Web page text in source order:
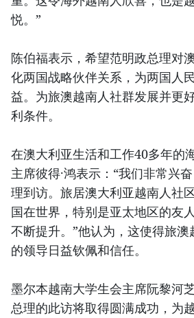
悦。”
陈伯福表示，希望范明政总理对
化两国战略伙伴关系，为两国人
益。为旅澳越南人社群发展并更
利条件。
在澳大利亚生活和工作40多年的
主席彼得·鸿表示：“我们非常兴
理到访。旅居澳大利亚越南人社
国在世界，特别是亚太地区的友
不断提升。”他认为，这使得旅
的领导日益钦佩和信任。
墨尔本越南大学生会主席阮黎河
总理的此访将取得圆满成功，为